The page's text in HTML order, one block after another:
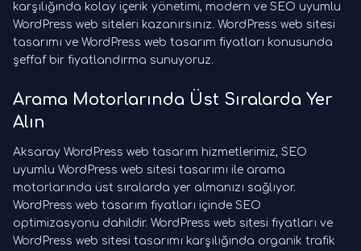
karşılığında kolay içerik yönetimi, modern ve SEO uyumlu
WordPress web siteleri kazanırsınız. WordPress web sitesi
tasarımı ve WordPress web tasarım fiyatları konusunda
şeffaf bir fiyatlandırma sunuyoruz.
Arama Motorlarında Üst Sıralarda Yer
Alın
Aksaray WordPress web tasarım hizmetlerimiz, SEO
uyumlu WordPress web sitesi tasarımı ile arama
motorlarında üst sıralarda yer almanızı sağlıyor.
WordPress web tasarım fiyatları içinde SEO
optimizasyonu dahildir. WordPress web sitesi fiyatları ve
WordPress web sitesi tasarımı karşılığında organik trafik